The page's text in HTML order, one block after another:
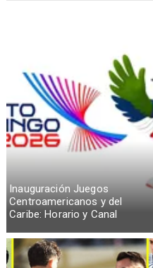
Inauguración Juegos
Centroamericanos y del
Caribe: Horario y Canal